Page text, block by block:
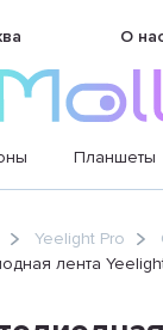
О
Планшеты
Yeelight Pro
лента